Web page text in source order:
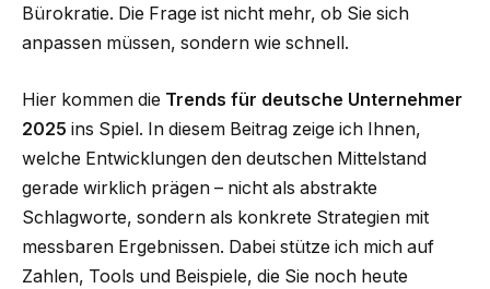
Bürokratie. Die Frage ist nicht mehr, ob Sie sich
anpassen müssen, sondern wie schnell.
Hier kommen die Trends für deutsche Unternehmer
2025 ins Spiel. In diesem Beitrag zeige ich Ihnen,
welche Entwicklungen den deutschen Mittelstand
gerade wirklich prägen – nicht als abstrakte
Schlagworte, sondern als konkrete Strategien mit
messbaren Ergebnissen. Dabei stütze ich mich auf
Zahlen, Tools und Beispiele, die Sie noch heute